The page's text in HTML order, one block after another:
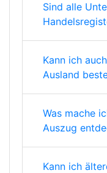
Sind alle
Kann ich
Ausland
Was mache
Auszug
Kann ich